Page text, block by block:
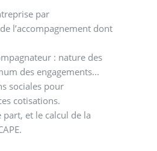
par
l’accompagnement dont
: nature des
des engagements...
sociales pour
cotisations.
part, et le calcul de la